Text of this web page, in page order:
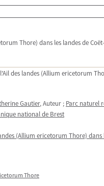
Thore) dans les landes de
des landes (Allium ericetorum
Gautier, Auteur ; Parc naturel
national de Brest
(Allium ericetorum Thore)
Thore